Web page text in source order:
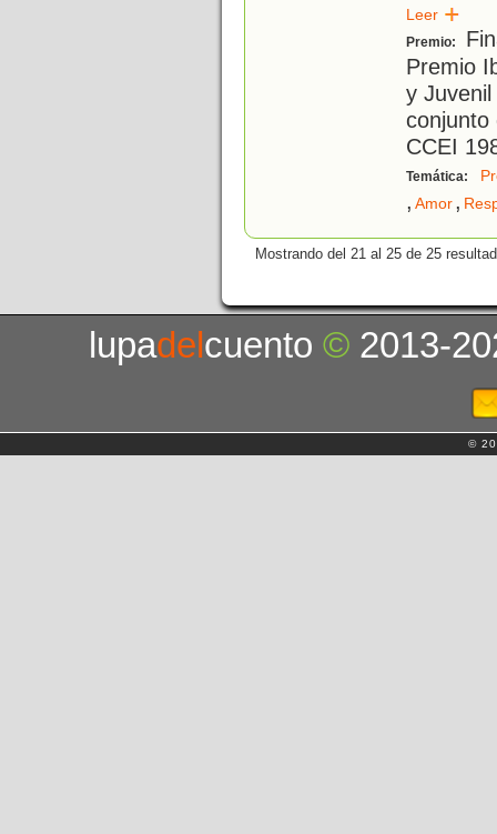
Leer
Premio:
Premio
y
conjunto
CCEI
Temática:
, Amor,
Mostrando del 21 al 25 de 25
lupadelcuento© 2013-
©